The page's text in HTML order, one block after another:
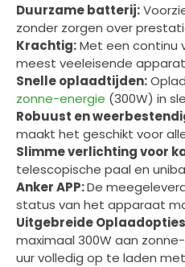
Duurzame batterij:
zonder zorgen over
Krachtig:Met een continu
meest veeleisende
Snelle oplaadtijden:
zonne-energie (300W) in
Robuust en
maakt het geschikt voor
Slimme verlichting voor
telescopische paal en
Anker APP:De
status van het apparaat
Uitgebreide
maximaal 300W aan
uur volledig op te laden